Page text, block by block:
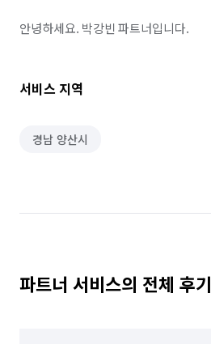
안녕하세요. 박강빈 파트너입니다.
서비스 지역
경남 양산시
파트너 서비스의 전체 후기